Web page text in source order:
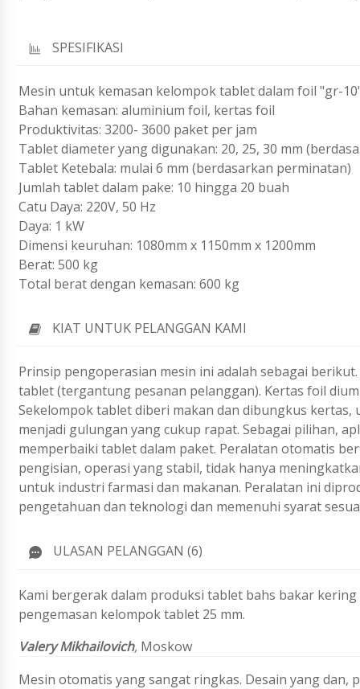
SPESIFIKASI
Mesin untuk kemasan kelompok tablet dalam foil "gr-
Bahan kemasan: aluminium foil, kertas foil
Produktivitas: 3200- 3600 paket per jam
Tablet diameter yang digunakan: 20, 25, 30 mm
Tablet Ketebala: mulai 6 mm (berdasarkan perminatan)
Jumlah tablet dalam pake: 10 hingga 20 buah
Catu Daya: 220V, 50 Hz
Daya: 1 kW
Dimensi keuruhan: 1080mm x 1150mm x 1200mm
Berat: 500 kg
Total berat dengan kemasan: 600 kg
KIAT UNTUK PELANGGAN KAMI
Prinsip pengoperasian mesin ini adalah sebagai
tablet (tergantung pesanan pelanggan). Kertas foil
Sekelompok tablet diberi makan dan dibungkus
menjadi gulungan yang cukup rapat. Sebagai pilihan,
memperbaiki tablet dalam paket. Peralatan otomatis
pengisian, operasi yang stabil, tidak hanya
untuk industri farmasi dan makanan. Peralatan ini
pengetahuan dan teknologi dan memenuhi syarat
ULASAN PELANGGAN (6)
Kami bergerak dalam produksi tablet bahs bakar
pengemasan kelompok tablet 25 mm.
Valery Mikhailovich, Moskow
Mesin otomatis yang sangat ringkas. Desain yang